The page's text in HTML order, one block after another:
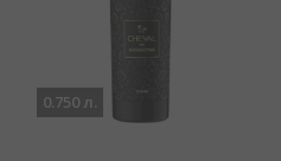
0.750 л.